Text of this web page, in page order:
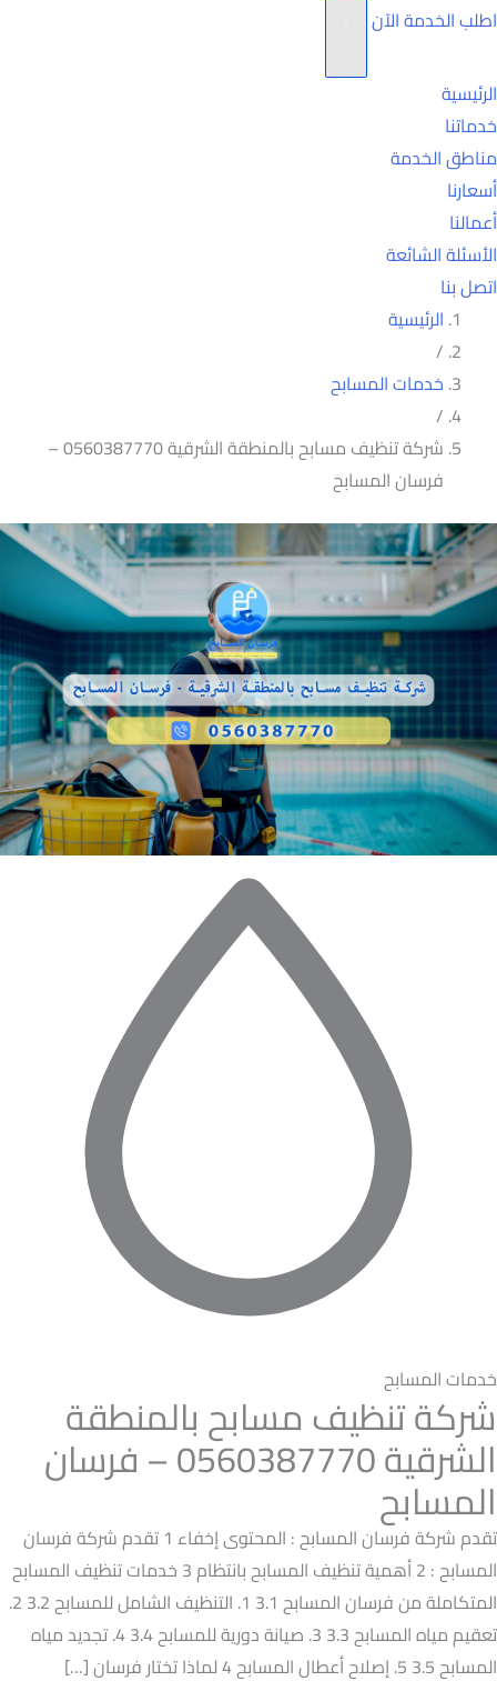
اطلب الخدمة الآن
الرئيسية
خدماتنا
مناطق الخدمة
أسعارنا
أعمالنا
الأسئلة الشائعة
اتصل بنا
الرئيسية
/
خدمات المسابح
/
شركة تنظيف مسابح بالمنطقة الشرقية 0560387770 –
فرسان المسابح
خدمات المسابح
شركة تنظيف مسابح بالمنطقة
الشرقية 0560387770 – فرسان
المسابح
تقدم شركة فرسان المسابح : المحتوى إخفاء 1 تقدم شركة فرسان
المسابح : 2 أهمية تنظيف المسابح بانتظام 3 خدمات تنظيف المسابح
المتكاملة من فرسان المسابح 3.1 1. التنظيف الشامل للمسابح 3.2 2.
تعقيم مياه المسابح 3.3 3. صيانة دورية للمسابح 3.4 4. تجديد مياه
المسابح 3.5 5. إصلاح أعطال المسابح 4 لماذا تختار فرسان […]